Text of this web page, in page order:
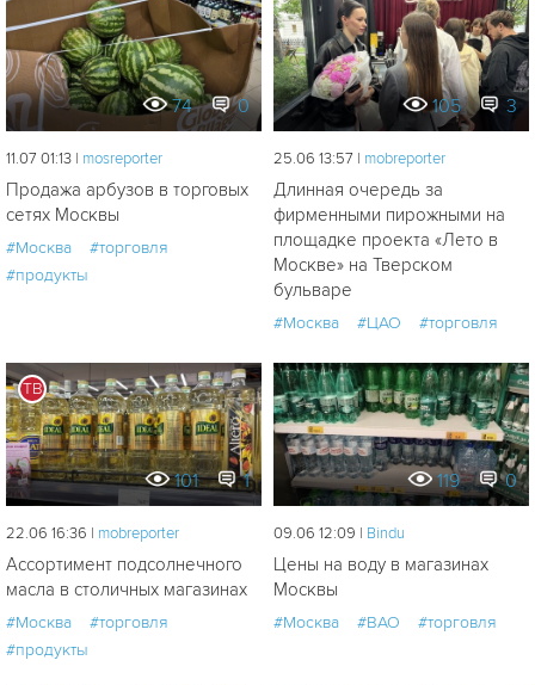
74 0
11.07 01:13 | mosreporter
Продажа арбузов в торговых
сетях Москвы
#Москва
#торговля
#продукты
105 3
25.06 13:57 | mobreporter
Длинная очередь за
фирменными пирожными на
площадке проекта «Лето в
Москве» на Тверском
бульваре
#Москва #ЦАО #торговля
ТВ
101 1
22.06 16:36 | mobreporter
Ассортимент подсолнечного
масла в столичных магазинах
#Москва
#торговля
#продукты
119 0
09.06 12:09 | Bindu
Цены на воду в магазинах
Москвы
#Москва #ВАО #торговля